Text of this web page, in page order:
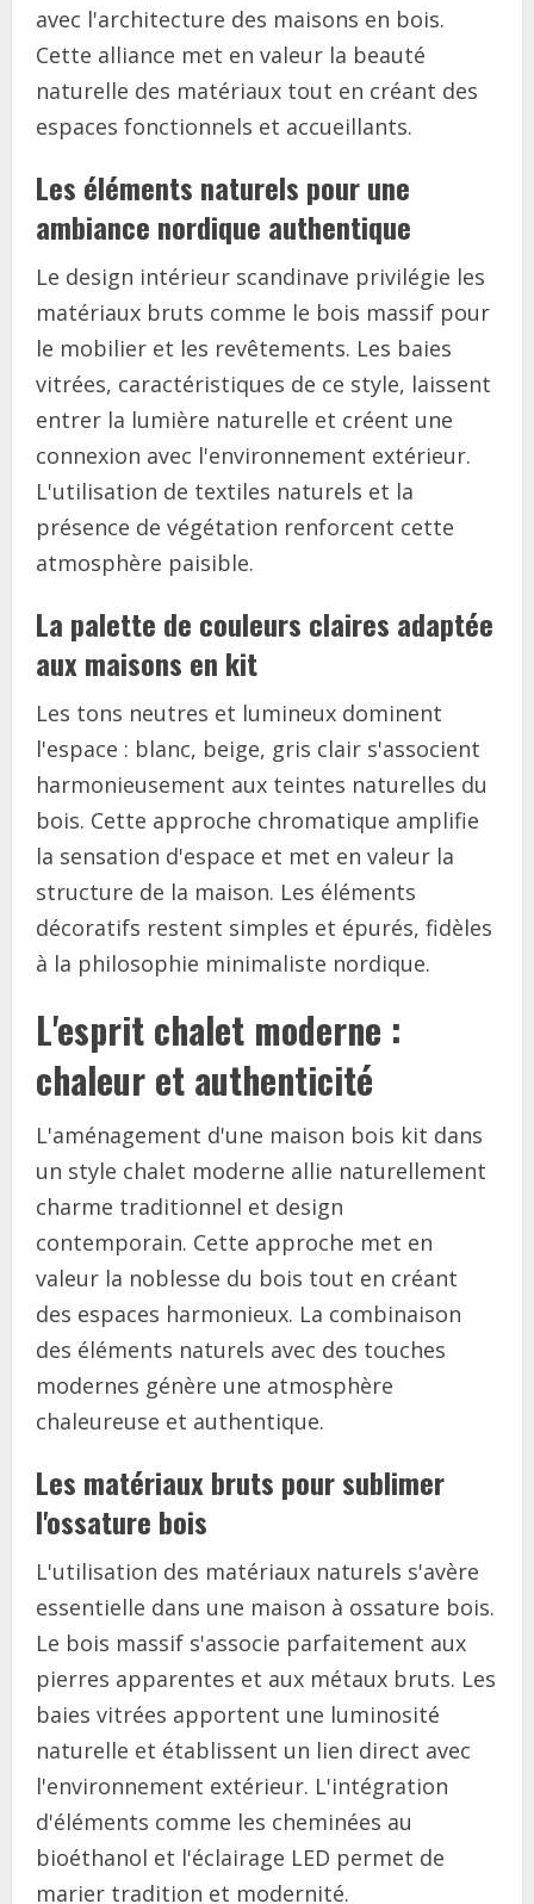
avec l'architecture des maisons en bois.
Cette alliance met en valeur la beauté
naturelle des matériaux tout en créant des
espaces fonctionnels et accueillants.
Les éléments naturels pour une
ambiance nordique authentique
Le design intérieur scandinave privilégie les
matériaux bruts comme le bois massif pour
le mobilier et les revêtements. Les baies
vitrées, caractéristiques de ce style, laissent
entrer la lumière naturelle et créent une
connexion avec l'environnement extérieur.
L'utilisation de textiles naturels et la
présence de végétation renforcent cette
atmosphère paisible.
La palette de couleurs claires adaptée
aux maisons en kit
Les tons neutres et lumineux dominent
l'espace : blanc, beige, gris clair s'associent
harmonieusement aux teintes naturelles du
bois. Cette approche chromatique amplifie
la sensation d'espace et met en valeur la
structure de la maison. Les éléments
décoratifs restent simples et épurés, fidèles
à la philosophie minimaliste nordique.
L'esprit chalet moderne :
chaleur et authenticité
L'aménagement d'une maison bois kit dans
un style chalet moderne allie naturellement
charme traditionnel et design
contemporain. Cette approche met en
valeur la noblesse du bois tout en créant
des espaces harmonieux. La combinaison
des éléments naturels avec des touches
modernes génère une atmosphère
chaleureuse et authentique.
Les matériaux bruts pour sublimer
l'ossature bois
L'utilisation des matériaux naturels s'avère
essentielle dans une maison à ossature bois.
Le bois massif s'associe parfaitement aux
pierres apparentes et aux métaux bruts. Les
baies vitrées apportent une luminosité
naturelle et établissent un lien direct avec
l'environnement extérieur. L'intégration
d'éléments comme les cheminées au
bioéthanol et l'éclairage LED permet de
marier tradition et modernité.